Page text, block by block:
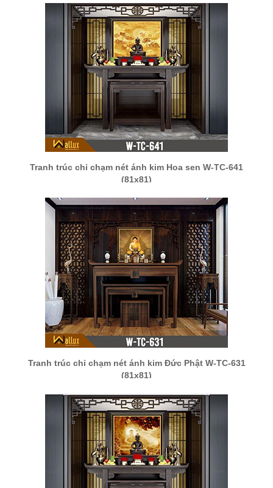
Tranh trúc chỉ chạm nét ánh kim Hoa sen W-TC-641
(81x81)
Tranh trúc chỉ chạm nét ánh kim Đức Phật W-TC-631
(81x81)